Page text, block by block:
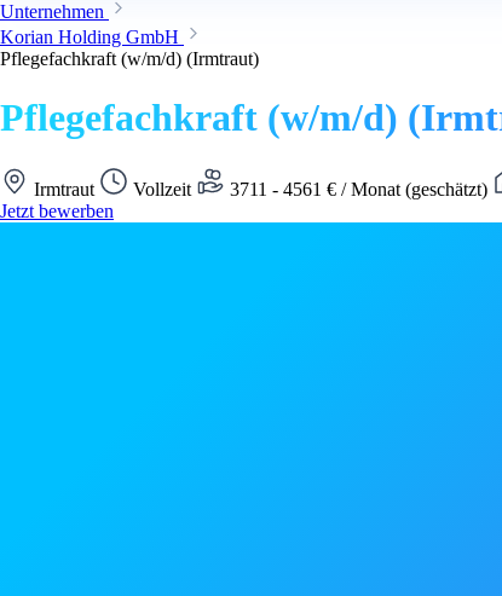
Unternehmen
Korian Holding GmbH
Pflegefachkraft (w/m/d) (Irmtraut)
Pflegefachkraft (w/m/d)
Irmtraut Vollzeit 3711 - 4561 € / Monat (geschätzt)
Jetzt bewerben